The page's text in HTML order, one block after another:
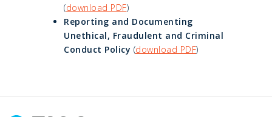
(download PDF)
Reporting and Documenting
Unethical, Fraudulent and Criminal
Conduct Policy (download PDF)